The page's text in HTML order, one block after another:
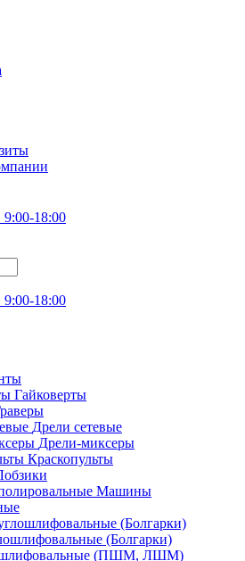
18:00
18:00
Гайковерты
Дрели сетевые
Дрели-миксеры
Краскопульты
Машины
(Болгарки)